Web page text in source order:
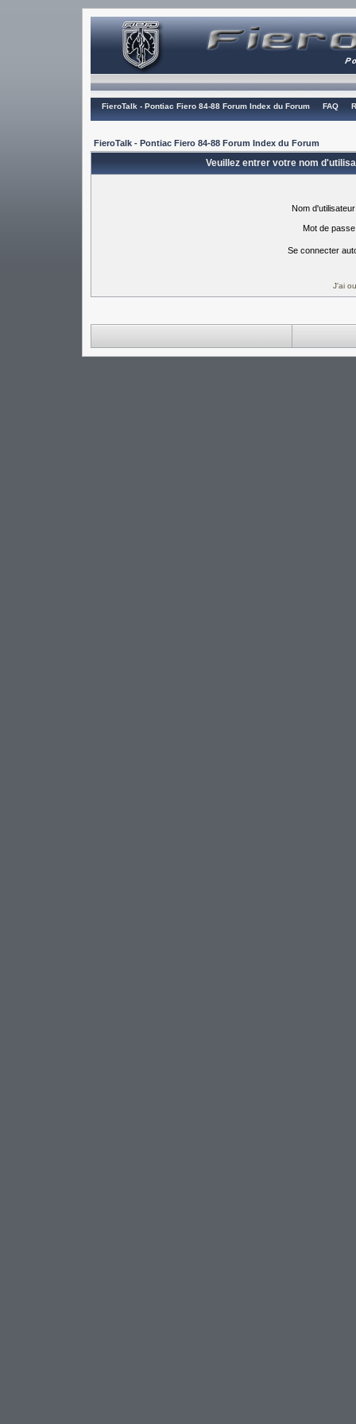
FieroTalk - Pontiac Fiero 84-88 Forum Index du Forum FAQ
FieroTalk - Pontiac Fiero 84-88 Forum Index du Forum
Veuillez entrer votre nom
Nom
Mot de
Se connecter
J'ai